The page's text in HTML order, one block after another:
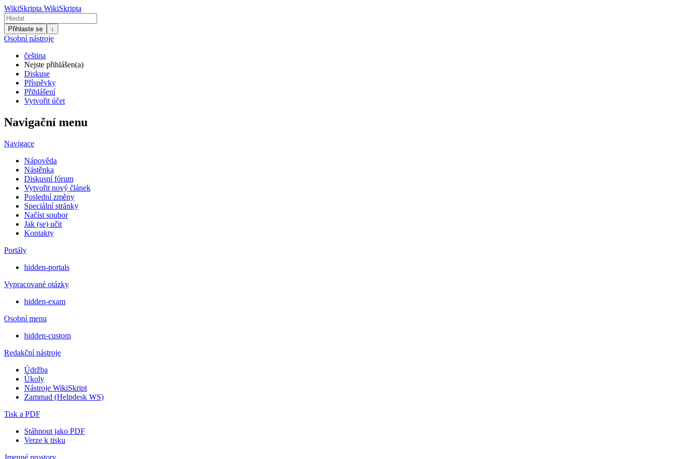
WikiSkripta WikiSkripta
Přihlaste se ↓
Osobní nástroje
čeština
Nejste přihlášen(a)
Diskuse
Příspěvky
Přihlášení
Vytvořit účet
Navigační menu
Navigace
Nápověda
Nástěnka
Diskusní fórum
Vytvořit nový článek
Poslední změny
Speciální stránky
Načíst soubor
Jak (se) učit
Kontakty
Portály
hidden-portals
Vypracované otázky
hidden-exam
Osobní menu
hidden-custom
Redakční nástroje
Údržba
Úkoly
Nástroje WikiSkript
Zammad (Helpdesk WS)
Tisk a PDF
Stáhnout jako PDF
Verze k tisku
Jmenné prostory